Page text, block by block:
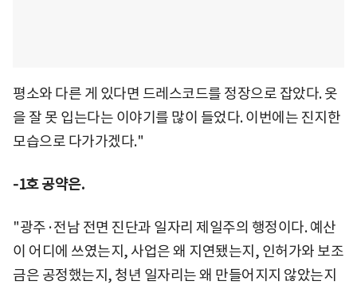
평소와 다른 게 있다면 드레스코드를 정장으로 잡았다. 옷
을 잘 못 입는다는 이야기를 많이 들었다. 이번에는 진지한
모습으로 다가가겠다."
-1호 공약은.
"광주·전남 전면 진단과 일자리 제일주의 행정이다. 예산
이 어디에 쓰였는지, 사업은 왜 지연됐는지, 인허가와 보조
금은 공정했는지, 청년 일자리는 왜 만들어지지 않았는지